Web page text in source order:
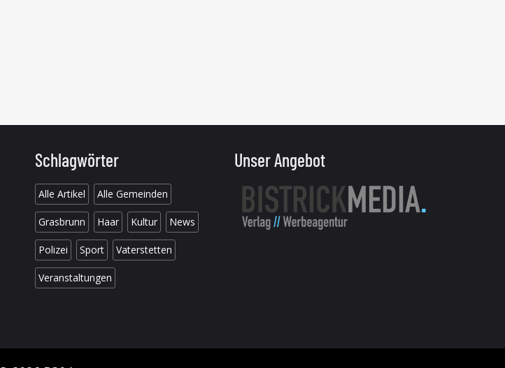
Schlagwörter
Alle Artikel Alle Gemeinden
Grasbrunn Haar Kultur News
Polizei Sport Vaterstetten
Veranstaltungen
Unser Angebot